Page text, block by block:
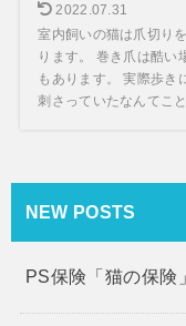
2022.07.31
室内飼いの猫は爪切り
ります。 巻き爪は酷い
もあります。 実際歩き
刺さっていたなんてこ
NEW POSTS
PS保険「猫の保険